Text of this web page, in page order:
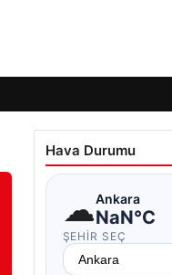
Hava Durumu
☁Ankara
NaN°C
ŞEHIR SEÇ